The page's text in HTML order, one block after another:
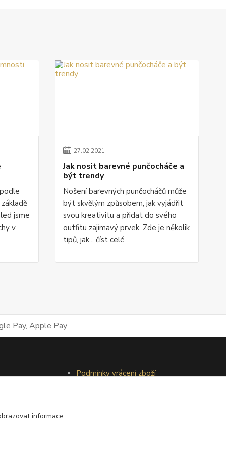
jsme
v
27.02.2021
Jak nosit barevné punčocháče a
být trendy
Nošení barevných punčocháčů může
být skvělým způsobem, jak vyjádřit
svou kreativitu a přidat do svého
outfitu zajímavý prvek. Zde je několik
tipů, jak...číst celé
Podmínky vrácení zboží
informace